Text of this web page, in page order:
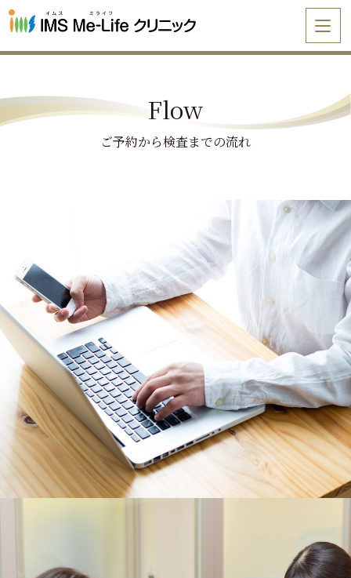
Flow
ご予約から検査までの流れ